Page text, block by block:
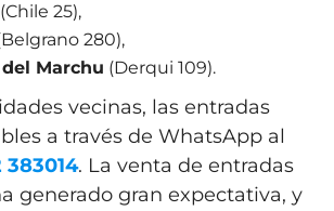
25),
280),
Marchu (Derqui 109).
vecinas, las entradas
a través de WhatsApp al
383014. La venta de entradas
generado gran expectativa, y